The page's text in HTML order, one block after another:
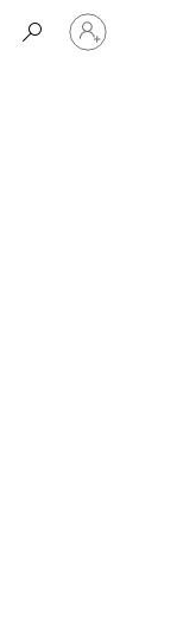
Iniciar
sessão